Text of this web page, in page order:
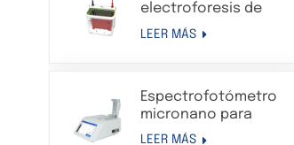
electroforesis de
transferencia
Sistema de aparato
compatible con Bio-
Rad
LEER MÁS
Espectrofotómetro
micronano para
análisis de
LEER MÁS